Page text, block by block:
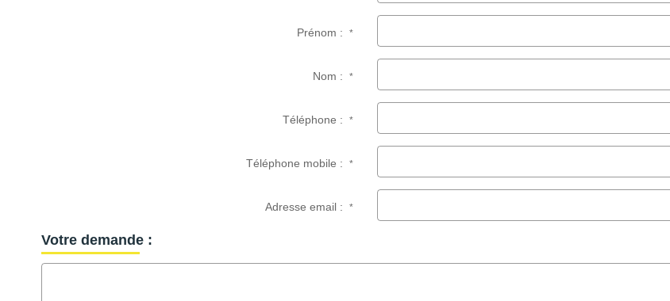
Prénom :*
Nom :*
Téléphone :*
Téléphone mobile :*
Adresse email :*
Votre demande :